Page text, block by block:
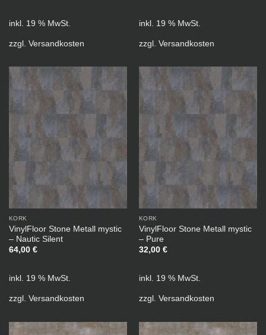
inkl. 19 % MwSt.
zzgl. Versandkosten
inkl. 19 % MwSt.
zzgl. Versandkosten
KORK
VinylFloor Stone Metall mystic
– Nautic Silent
64,00 €
inkl. 19 % MwSt.
zzgl. Versandkosten
KORK
VinylFloor Stone Metall mystic
– Pure
32,00 €
inkl. 19 % MwSt.
zzgl. Versandkosten